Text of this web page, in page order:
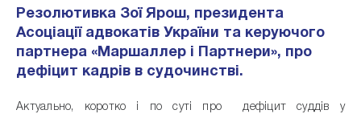
Резолютивка Зої Ярош, президента
Асоціації адвокатів України та керуючого
партнера «Маршаллер і Партнери», про
дефіцит кадрів в судочинстві.
Актуально, коротко і по суті про дефіцит суддів у